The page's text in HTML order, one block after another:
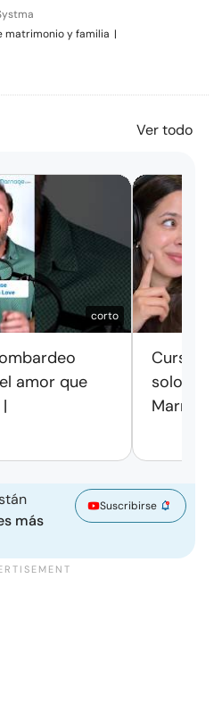
matrimonio y familia |
Ver todo
corto
amor que
Cursos
solo
más
Suscribirse